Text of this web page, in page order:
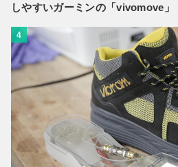
しやすいガーミンの「vivomove」
4